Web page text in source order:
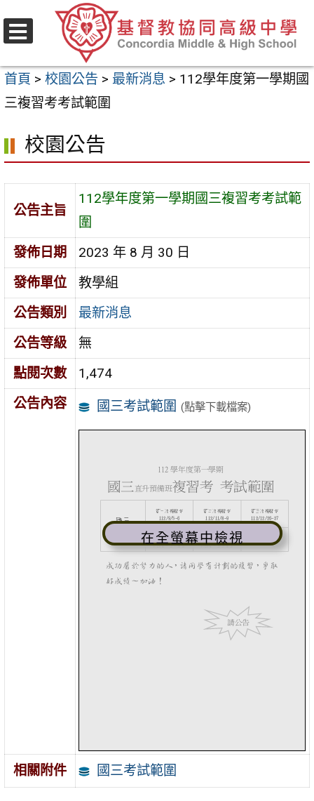
至
要
內
區
首頁 > 校園公告 > 最新消息 > 112學年度第一學期國
三複習考考試範圍
校園公告
公告主旨
112學年度第一學期國三複習考考試範
圍
發佈日期
2023 年 8 月 30 日
發佈單位
教學組
公告類別
最新消息
公告等級
無
點閱次數
1,474
公告內容
國三考試範圍 (點擊下載檔案)
在全螢幕中檢視
相關附件 國三考試範圍
選
單